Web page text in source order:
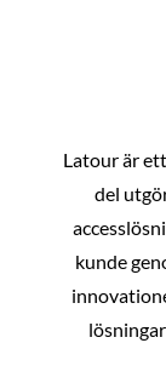
Latour är
del
kunde